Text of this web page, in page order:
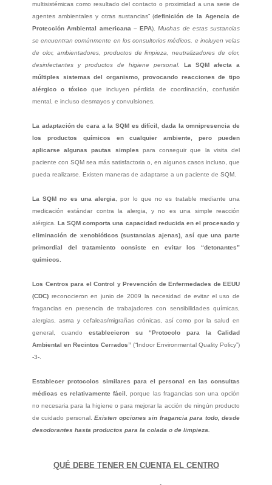
multisistémicas como resultado del contacto o proximidad a una serie de
agentes ambientales y otras sustancias” (definición de la Agencia de
Protección Ambiental americana – EPA).Muchas de estas sustancias
se encuentran comúnmente en los consultorios médicos, e incluyen velas
de olor, ambientadores, productos de limpieza, neutralizadores de olor,
desinfectantes y productos de higiene personal. La SQM afecta a
múltiples sistemas del organismo, provocando reacciones de tipo
alérgico o tóxico que incluyen pérdida de coordinación, confusión
mental, e incluso desmayos y convulsiones.
La adaptación de cara a la SQM es difícil, dada la omnipresencia de
los productos químicos en cualquier ambiente, pero pueden
aplicarse algunas pautas simples para conseguir que la visita del
paciente con SQM sea más satisfactoria o, en algunos casos incluso, que
pueda realizarse. Existen maneras de adaptarse a un paciente de SQM.
La SQM no es una alergia
, por lo que no es tratable mediante una
medicación estándar contra la alergia, y no es una simple reacción
alérgica.La SQM comporta una capacidad reducida en el procesado y
eliminación de xenobióticos (sustancias ajenas), así que una parte
primordial del tratamiento consiste en evitar los “detonantes”
químicos.
Los Centros para el Control y Prevención de Enfermedades de EEUU
(CDC) reconocieron en junio de 2009 la necesidad de evitar el uso de
fragancias en presencia de trabajadores con sensibilidades químicas,
alergias, asma y cefaleas/migrañas crónicas, así como por la salud en
general, cuando establecieron su “Protocolo para la Calidad
Ambiental en Recintos Cerrados” (“Indoor Environmental Quality Policy”)
-3-.
Establecer protocolos similares para el personal en las consultas
médicas es relativamente fácil
, porque las fragancias son una opción
no necesaria para la higiene o para mejorar la acción de ningún producto
de cuidado personal.Existen opciones sin fragancia para todo, desde
desodorantes hasta productos para la colada o de limpieza.
QUÉ DEBE TENER EN CUENTA EL CENTRO